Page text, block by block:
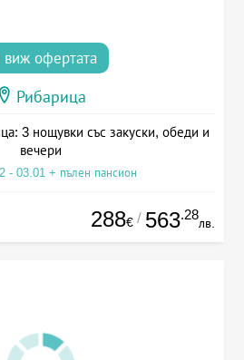
виж офертата
Рибарица
3 нощувки със закуски, обеди и
вечери
- 03.01 + пълен пансион
288€ / 563.28
лв.